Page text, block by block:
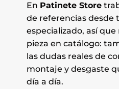
En Patinete Store
de referencias desde
especializado, así que
pieza en catálogo:
las dudas reales de
montaje y desgaste
día a día.